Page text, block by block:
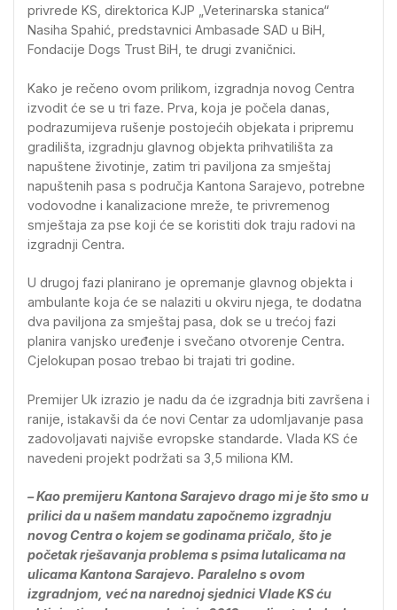
privrede KS, direktorica KJP „Veterinarska stanica“
Nasiha Spahić, predstavnici Ambasade SAD u BiH,
Fondacije Dogs Trust BiH, te drugi zvaničnici.
Kako je rečeno ovom prilikom, izgradnja novog Centra
izvodit će se u tri faze. Prva, koja je počela danas,
podrazumijeva rušenje postojećih objekata i pripremu
gradilišta, izgradnju glavnog objekta prihvatilišta za
napuštene životinje, zatim tri paviljona za smještaj
napuštenih pasa s područja Kantona Sarajevo, potrebne
vodovodne i kanalizacione mreže, te privremenog
smještaja za pse koji će se koristiti dok traju radovi na
izgradnji Centra.
U drugoj fazi planirano je opremanje glavnog objekta i
ambulante koja će se nalaziti u okviru njega, te dodatna
dva paviljona za smještaj pasa, dok se u trećoj fazi
planira vanjsko uređenje i svečano otvorenje Centra.
Cjelokupan posao trebao bi trajati tri godine.
Premijer Uk izrazio je nadu da će izgradnja biti završena i
ranije, istakavši da će novi Centar za udomljavanje pasa
zadovoljavati najviše evropske standarde. Vlada KS će
navedeni projekt podržati sa 3,5 miliona KM.
– Kao premijeru Kantona Sarajevo drago mi je što smo u
prilici da u našem mandatu započnemo izgradnju
novog Centra o kojem se godinama pričalo, što je
početak rješavanja problema s psima lutalicama na
ulicama Kantona Sarajevo. Paralelno s ovom
izgradnjom, već na narednoj sjednici Vlade KS ću